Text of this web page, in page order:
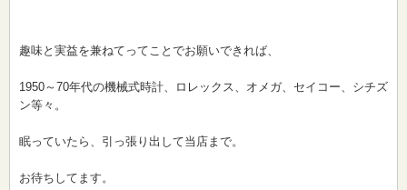
趣味と実益を兼ねてってことでお願いできれば、
1950～70年代の機械式時計、ロレックス、オメガ、セイコー、シチズ
ン等々。
眠っていたら、引っ張り出して当店まで。
お待ちしてます。